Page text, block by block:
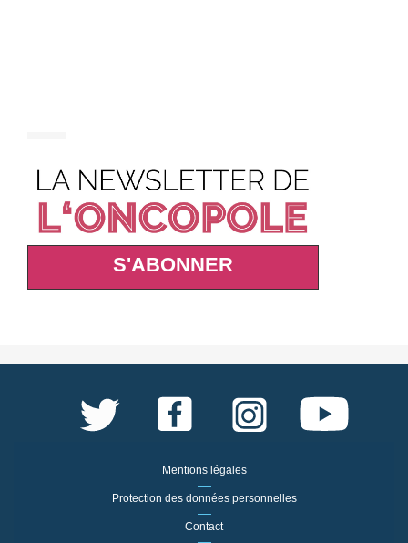
S'ABONNER
Mentions légales
Protection des données personnelles
Contact